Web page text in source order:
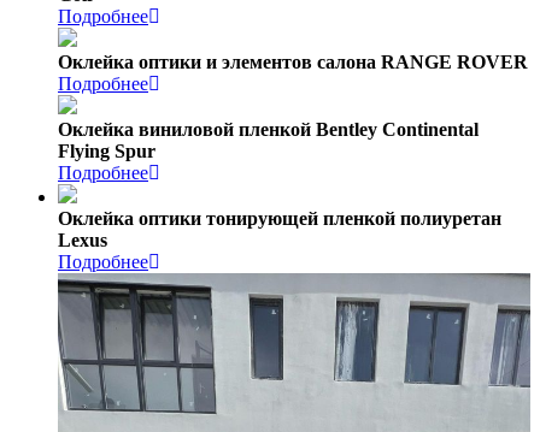
Подробнее
Оклейка оптики и элементов салона RANGE ROVER
Подробнее
Оклейка виниловой пленкой Bentley Continental
Flying Spur
Подробнее
Оклейка оптики тонирующей пленкой полиуретан
Lexus
Подробнее